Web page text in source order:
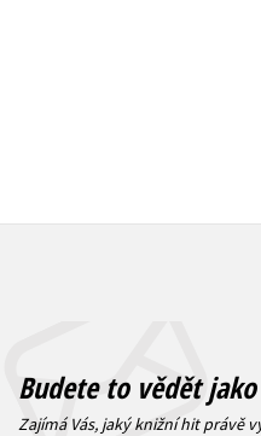
Budete to vědět
Zajímá Vás, jaký knižní hit právě